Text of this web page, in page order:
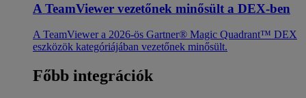
A TeamViewer vezetőnek minősült a DEX-ben
A TeamViewer a 2026-ös Gartner® Magic Quadrant™ DEX
eszközök kategóriájában vezetőnek minősült.
Főbb integrációk